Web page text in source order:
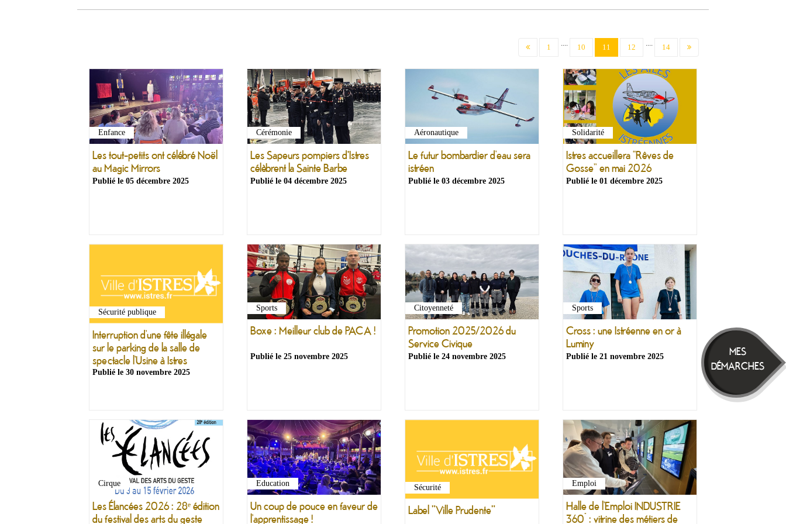
MES
DÉMARCHES
1 .... 10 11 (current)
12 .... 14
Enfance
Les tout-petits ont célébré Noël
au Magic Mirrors
Publié le 05 décembre 2025
Cérémonie
Les Sapeurs pompiers d'Istres
célèbrent la Sainte Barbe
Publié le 04 décembre 2025
Aéronautique
Le futur bombardier d’eau sera
istréen
Publié le 03 décembre 2025
Solidarité
Istres accueillera “Rêves de
Gosse” en mai 2026
Publié le 01 décembre 2025
Sécurité publique
Interruption d’une fête illégale
sur le parking de la salle de
spectacle l’Usine à Istres
Publié le 30 novembre 2025
Sports
Boxe : Meilleur club de PACA !
Publié le 25 novembre 2025
Citoyenneté
Promotion 2025/2026 du
Service Civique
Publié le 24 novembre 2025
Sports
Cross : une Istréenne en or à
Luminy
Publié le 21 novembre 2025
Cirque
Les Élancées 2026 : 28ᵉ édition
du festival des arts du geste
Education
Un coup de pouce en faveur de
l’apprentissage !
Sécurité
Label "Ville Prudente"
Emploi
Halle de l’Emploi INDUSTRIE
360° : vitrine des métiers de